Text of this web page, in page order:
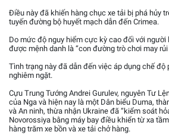
Điều này đã khiến hàng chục xe tải bị phá hủy
tuyến đường bộ huyết mạch dẫn đến Crimea.
Do mức độ nguy hiểm cực kỳ cao đối với người
được mệnh danh là “con đường trò chơi may rủi
Tình trạng này đã dẫn đến việc áp dụng chế độ
nghiêm ngặt.
Cựu Trung Tướng Andrei Gurulev, nguyên Tư
của Nga và hiện nay là một Dân biểu Duma,
và An ninh, thừa nhận Ukraine đã “kiểm soát
Novorossiya bằng máy bay điều khiển từ xa
hàng trăm xe bồn và xe tải chở hàng.